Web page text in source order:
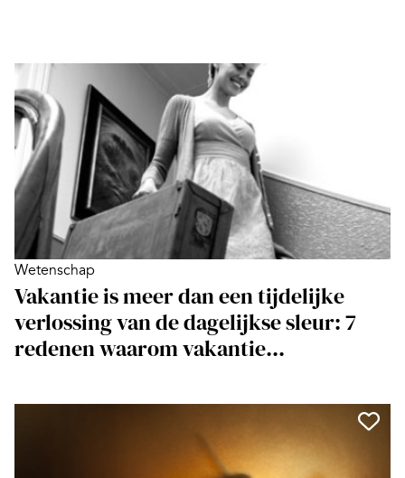
Wetenschap
Vakantie is meer dan een tijdelijke
verlossing van de dagelijkse sleur: 7
redenen waarom vakantie...